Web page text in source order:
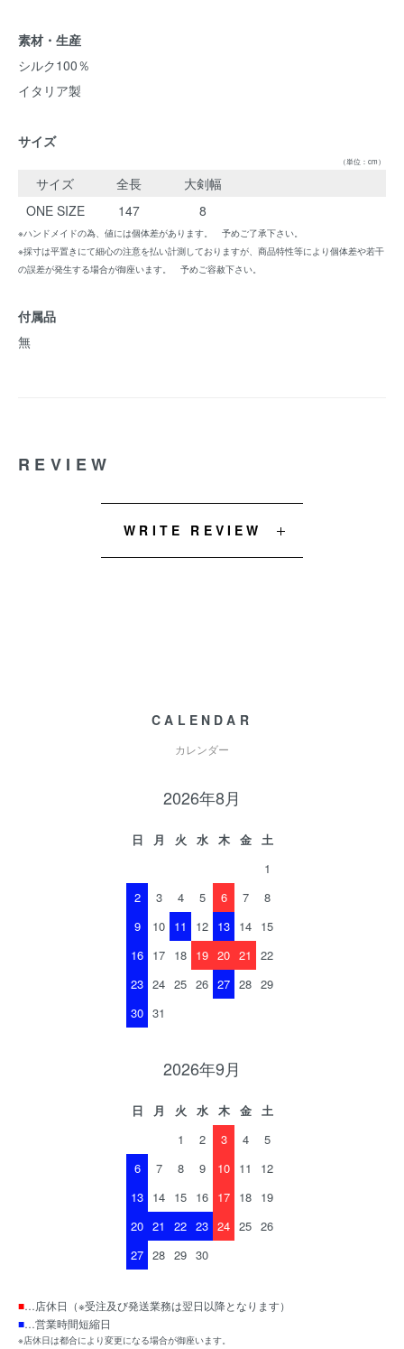
素材・生産
シルク100％
イタリア製
サイズ
（単位：cm）
サイズ 全長
大剣幅
ONE SIZE
147 8
※ハンドメイドの為、値には個体差があります。 予めご了承下さい。
※採寸は平置きにて細心の注意を払い計測しておりますが、商品特性等により個体差や若干
の誤差が発生する場合が御座います。 予めご容赦下さい。
付属品
無
REVIEW
WRITE REVIEW
CALENDAR
カレンダー
2026年8月
日 月 火 水 木 金
土
1
2
3 4 5 6 7
8
9
10 11 12 13 14 15
16 17 18 19 20 21
22
23 24 25 26 27 28 29
30 31
2026年9月
日 月 火 水 木 金
土
1
2 3 4
5
6
7 8 9 10 11
12
13 14 15 16 17 18 19
20 21 22 23 24 25 26
27 28 29 30
■…店休日（※受注及び発送業務は翌日以降となります）
■…営業時間短縮日
※店休日は都合により変更になる場合が御座います。